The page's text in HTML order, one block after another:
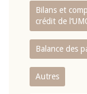
Bilans et
crédit de
Balance des
Autres